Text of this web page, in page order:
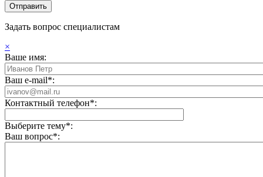
Задать вопрос специалистам
×
Ваше имя:
Ваш e-mail*:
Контактный телефон*:
Выберите тему*:
Ваш вопрос*: